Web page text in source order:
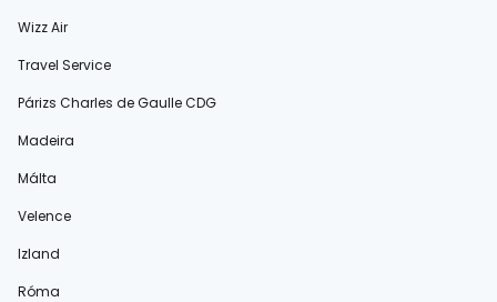
Wizz Air
Travel Service
Párizs Charles de Gaulle CDG
Madeira
Málta
Velence
Izland
Róma